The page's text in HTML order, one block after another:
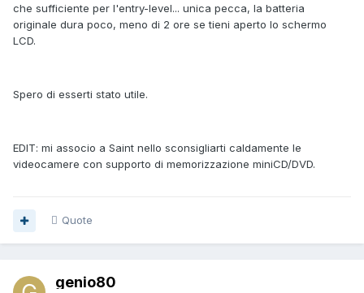
che sufficiente per l'entry-level... unica pecca, la batteria
originale dura poco, meno di 2 ore se tieni aperto lo schermo
LCD.
Spero di esserti stato utile.
EDIT: mi associo a Saint nello sconsigliarti caldamente le
videocamere con supporto di memorizzazione miniCD/DVD.
Quote
genio80